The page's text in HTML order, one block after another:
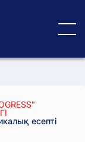
есепті